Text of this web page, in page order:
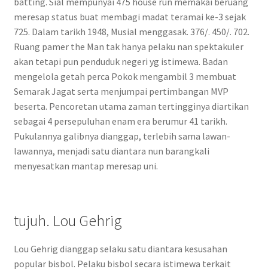
meresap status buat membagi madat teramai ke-3 sejak
725. Dalam tarikh 1948, Musial menggasak. 376/. 450/. 702.
Ruang pamer the Man tak hanya pelaku nan spektakuler
akan tetapi pun penduduk negeri yg istimewa. Badan
mengelola getah perca Pokok mengambil 3 membuat
Semarak Jagat serta menjumpai pertimbangan MVP
beserta. Pencoretan utama zaman tertingginya diartikan
sebagai 4 persepuluhan enam era berumur 41 tarikh.
Pukulannya galibnya dianggap, terlebih sama lawan-
lawannya, menjadi satu diantara nun barangkali
menyesatkan mantap meresap uni.
tujuh. Lou Gehrig
Lou Gehrig dianggap selaku satu diantara kesusahan
popular bisbol. Pelaku bisbol secara istimewa terkait